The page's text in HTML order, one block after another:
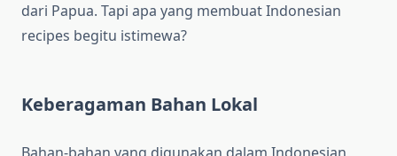
dari Papua. Tapi apa yang membuat Indonesian
recipes begitu istimewa?
Keberagaman Bahan Lokal